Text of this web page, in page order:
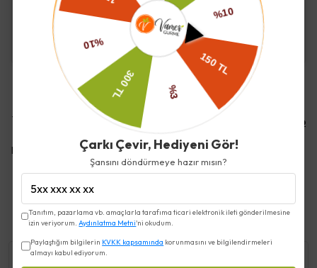
Kargo ve Teslimat
Yorumlar Yorum Yap
Bu ürün için henüz yorum yapılmamış.
Benzer Ürünler
Çarkı Çevir, Hediyeni Gör!
Şansını döndürmeye hazır mısın?
Tanıtım, pazarlama vb. amaçlarla tarafıma ticari elektronik ileti gönderilmesine
izin veriyorum.Aydınlatma Metni'ni okudum.
Paylaştığım bilgilerin KVKK kapsamında korunmasını ve bilgilendirmeleri
almayı kabul ediyorum.